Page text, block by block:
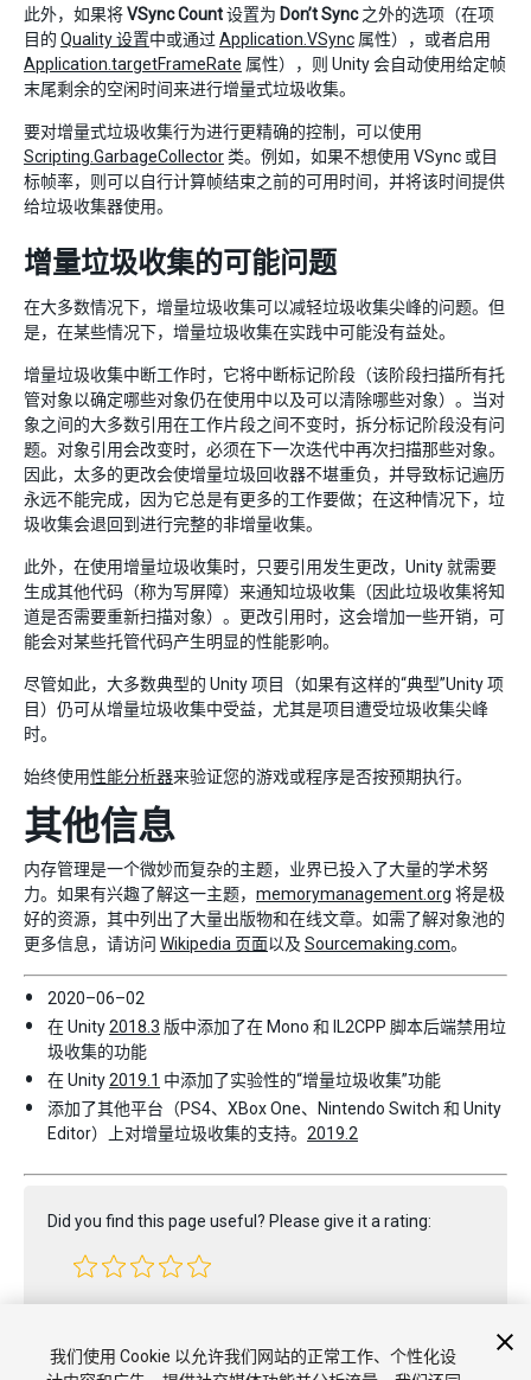
此外，如果将VSync Count设置为 Don’t Sync之外的选项（在项
目的 Quality 设置中或通过Application.VSync 属性），或者启用
Application.targetFrameRate 属性），则 Unity 会自动使用给定帧
末尾剩余的空闲时间来进行增量式垃圾收集。
要对增量式垃圾收集行为进行更精确的控制，可以使用
Scripting.GarbageCollector 类。例如，如果不想使用 VSync 或目
标帧率，则可以自行计算帧结束之前的可用时间，并将该时间提供
给垃圾收集器使用。
增量垃圾收集的可能问题
在大多数情况下，增量垃圾收集可以减轻垃圾收集尖峰的问题。但
是，在某些情况下，增量垃圾收集在实践中可能没有益处。
增量垃圾收集中断工作时，它将中断标记阶段（该阶段扫描所有托
管对象以确定哪些对象仍在使用中以及可以清除哪些对象）。当对
象之间的大多数引用在工作片段之间不变时，拆分标记阶段没有问
题。对象引用会改变时，必须在下一次迭代中再次扫描那些对象。
因此，太多的更改会使增量垃圾回收器不堪重负，并导致标记遍历
永远不能完成，因为它总是有更多的工作要做；在这种情况下，垃
圾收集会退回到进行完整的非增量收集。
此外，在使用增量垃圾收集时，只要引用发生更改，Unity 就需要
生成其他代码（称为写屏障）来通知垃圾收集（因此垃圾收集将知
道是否需要重新扫描对象）。更改引用时，这会增加一些开销，可
能会对某些托管代码产生明显的性能影响。
尽管如此，大多数典型的 Unity 项目（如果有这样的“典型”Unity 项
目）仍可从增量垃圾收集中受益，尤其是项目遭受垃圾收集尖峰
时。
始终使用性能分析器来验证您的游戏或程序是否按预期执行。
其他信息
内存管理是一个微妙而复杂的主题，业界已投入了大量的学术努
力。如果有兴趣了解这一主题， memorymanagement.org 将是极
好的资源，其中列出了大量出版物和在线文章。如需了解对象池的
更多信息，请访问 Wikipedia 页面以及 Sourcemaking.com。
2020–06–02
在 Unity2018.3 版中添加了在 Mono 和 IL2CPP 脚本后端禁用垃
圾收集的功能
在 Unity2019.1 中添加了实验性的“增量垃圾收集”功能
添加了其他平台（PS4、XBox One、Nintendo Switch 和 Unity
Editor）上对增量垃圾收集的支持。 2019.2
Did you find this page useful? Please give it a rating:
我们使用 Cookie 以允许我们网站的正常工作、个性化设